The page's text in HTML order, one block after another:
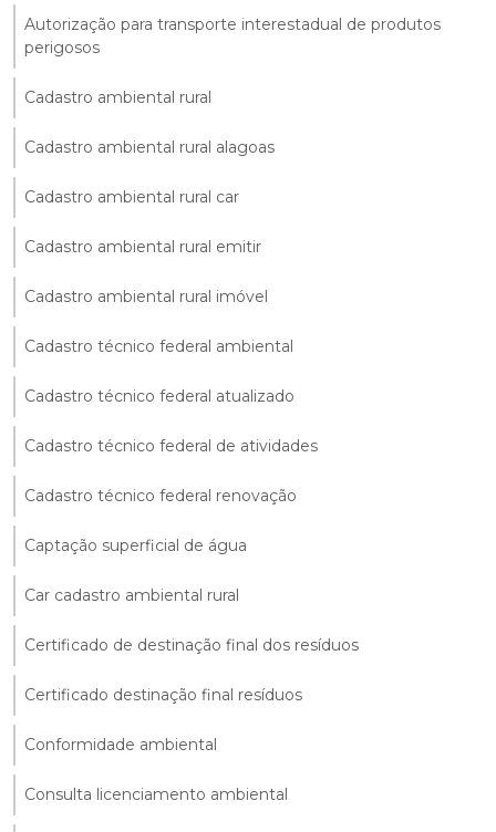
Autorização para transporte interestadual de produtos
perigosos
Cadastro ambiental rural
Cadastro ambiental rural alagoas
Cadastro ambiental rural car
Cadastro ambiental rural emitir
Cadastro ambiental rural imóvel
Cadastro técnico federal ambiental
Cadastro técnico federal atualizado
Cadastro técnico federal de atividades
Cadastro técnico federal renovação
Captação superficial de água
Car cadastro ambiental rural
Certificado de destinação final dos resíduos
Certificado destinação final resíduos
Conformidade ambiental
Consulta licenciamento ambiental